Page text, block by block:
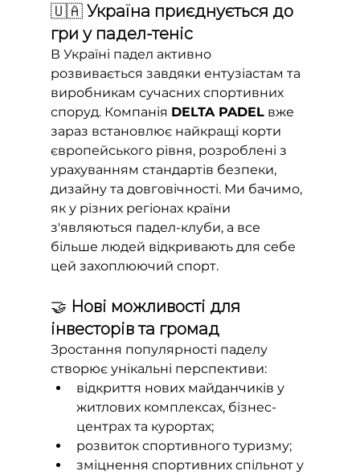
🇺🇦 Україна приєднується до
гри у падел-теніс
В Україні падел активно
розвивається завдяки ентузіастам та
виробникам сучасних спортивних
споруд. Компанія DELTA PADEL вже
зараз встановлює найкращі корти
європейського рівня, розроблені з
урахуванням стандартів безпеки,
дизайну та довговічності. Ми бачимо,
як у різних регіонах країни
з'являються падел-клуби, а все
більше людей відкривають для себе
цей захоплюючий спорт.
🤝 Нові можливості для
інвесторів та громад
Зростання популярності паделу
створює унікальні перспективи:
відкриття нових майданчиків у
житлових комплексах, бізнес-
центрах та курортах;
розвиток спортивного туризму;
зміцнення спортивних спільнот у